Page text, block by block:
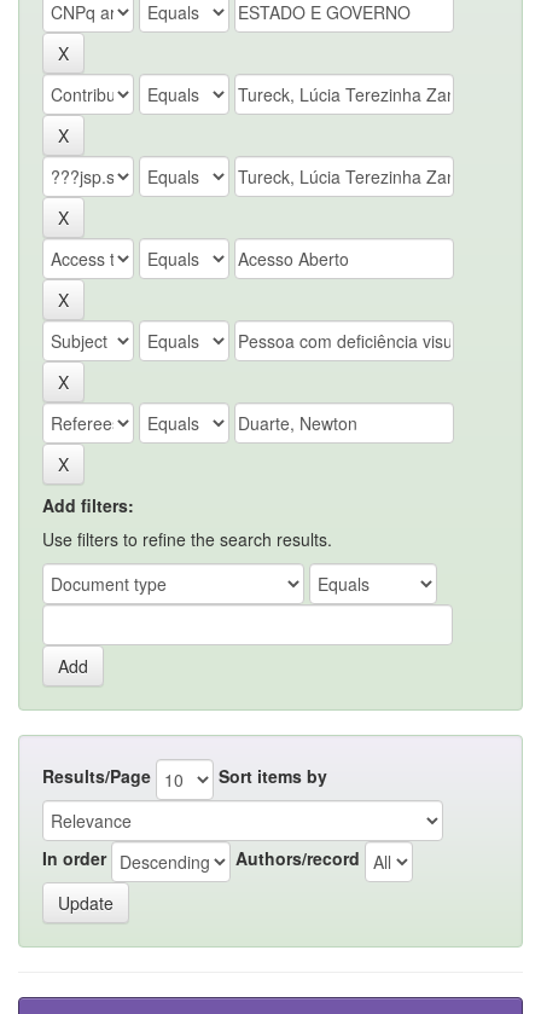
Add filters:
Use filters to refine the search results.
Results/Page Sort items by
In order Authors/record